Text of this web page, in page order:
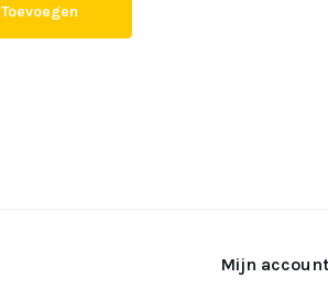
Toevoegen
Mijn account